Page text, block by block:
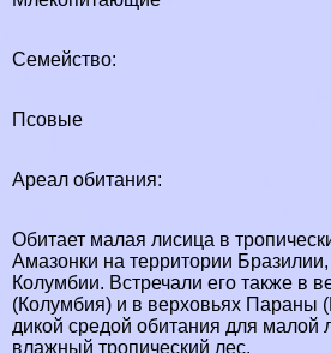
Семейство:
Псовые
Ареал обитания:
Обитает малая лисица в
Амaзoнки на территории
Колумбии. Встречали его также в
(Колумбия) и в верховьях Параны
дикой средой обитания для малой
влажный тропический лес.